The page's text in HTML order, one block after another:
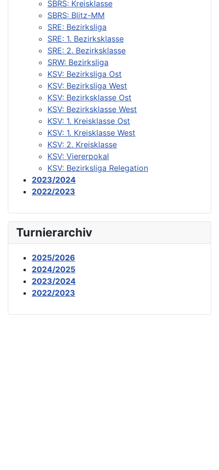
SBRS: Kreisklasse
SBRS: Blitz-MM
SRE: Bezirksliga
SRE: 1. Bezirksklasse
SRE: 2. Bezirksklasse
SRW: Bezirksliga
KSV: Bezirksliga Ost
KSV: Bezirksliga West
KSV: Bezirksklasse Ost
KSV: Bezirksklasse West
KSV: 1. Kreisklasse Ost
KSV: 1. Kreisklasse West
KSV: 2. Kreisklasse
KSV: Viererpokal
KSV: Bezirksliga Relegation
2023/2024
2022/2023
Turnierarchiv
2025/2026
2024/2025
2023/2024
2022/2023